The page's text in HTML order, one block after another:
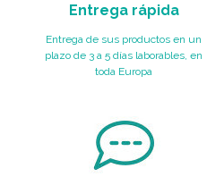
Entrega rápida
Entrega de sus productos en un
plazo de 3 a 5 días laborables, en
toda Europa